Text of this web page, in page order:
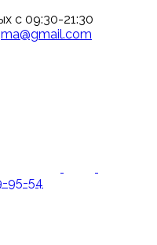
с 09:30-21:30
95-54